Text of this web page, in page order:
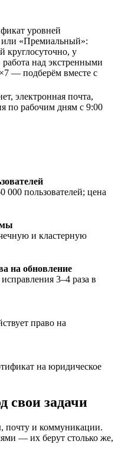
уровней
«Премиальный»:
круглосуточно, у
над экстренными
— подберём вместе с
электронная почта,
по рабочим дням с 9:00
000 пользователей; цена
и кластерную
на обновление
3–4 раза в
право на
на юридическое
свои задачи
почту и коммуникации.
— их берут столько же,